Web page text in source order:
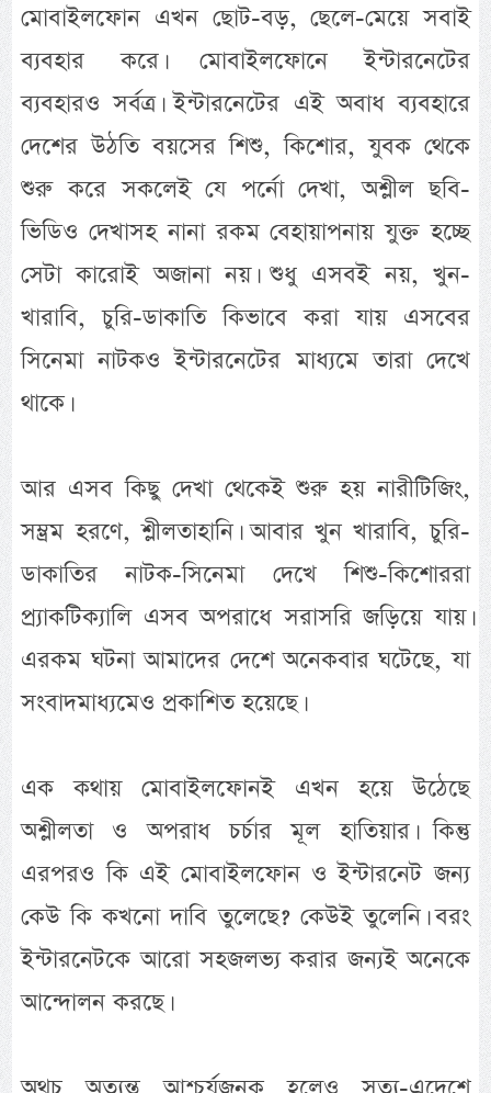
মোবাইলফোন এখন ছোট-বড়, ছেলে-মেয়ে সবাই
ব্যবহার করে। মোবাইলফোনে ইন্টারনেটের
ব্যবহারও সর্বত্র। ইন্টারনেটের এই অবাধ ব্যবহারে
দেশের উঠতি বয়সের শিশু, কিশোর, যুবক থেকে
শুরু করে সকলেই যে পর্নো দেখা, অশ্লীল ছবি-
ভিডিও দেখাসহ নানা রকম বেহায়াপনায় যুক্ত হচ্ছে
সেটা কারোই অজানা নয়। শুধু এসবই নয়, খুন-
খারাবি, চুরি-ডাকাতি কিভাবে করা যায় এসবের
সিনেমা নাটকও ইন্টারনেটের মাধ্যমে তারা দেখে
থাকে।
আর এসব কিছু দেখা থেকেই শুরু হয় নারীটিজিং,
সম্ভ্রম হরণে, শ্লীলতাহানি। আবার খুন খারাবি, চুরি-
ডাকাতির নাটক-সিনেমা দেখে শিশু-কিশোররা
প্র্যাকটিক্যালি এসব অপরাধে সরাসরি জড়িয়ে যায়।
এরকম ঘটনা আমাদের দেশে অনেকবার ঘটেছে, যা
সংবাদমাধ্যমেও প্রকাশিত হয়েছে।
এক কথায় মোবাইলফোনই এখন হয়ে উঠেছে
অশ্লীলতা ও অপরাধ চর্চার মূল হাতিয়ার। কিন্তু
এরপরও কি এই মোবাইলফোন ও ইন্টারনেট জন্য
কেউ কি কখনো দাবি তুলেছে? কেউই তুলেনি। বরং
ইন্টারনেটকে আরো সহজলভ্য করার জন্যই অনেকে
আন্দোলন করছে।